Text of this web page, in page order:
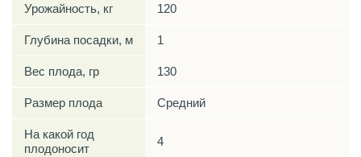
Урожайность, кг 120
Глубина посадки, м 1
Вес плода, гр 130
Размер плода Средний
На какой год
плодоносит
4